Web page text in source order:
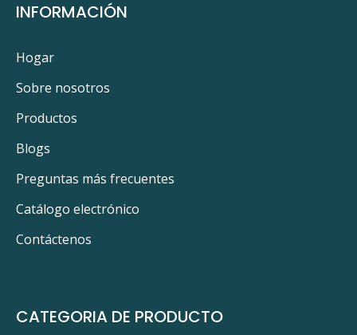
INFORMACIÓN
Hogar
Sobre nosotros
Productos
Blogs
Preguntas más frecuentes
Catálogo electrónico
Contáctenos
CATEGORIA DE PRODUCTO